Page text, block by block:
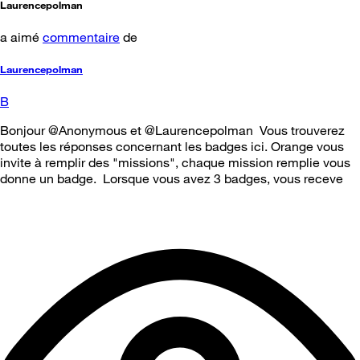
Laurencepolman
a aimé commentaire de
Laurencepolman
B
Bonjour @Anonymous et @Laurencepolman Vous trouverez
toutes les réponses concernant les badges ici. Orange vous
invite à remplir des "missions", chaque mission remplie vous
donne un badge. Lorsque vous avez 3 badges, vous receve